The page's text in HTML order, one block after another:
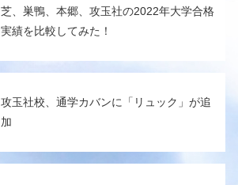
芝、巣鴨、本郷、攻玉社の2022年大学合格
実績を比較してみた！
攻玉社校、通学カバンに「リュック」が追
加